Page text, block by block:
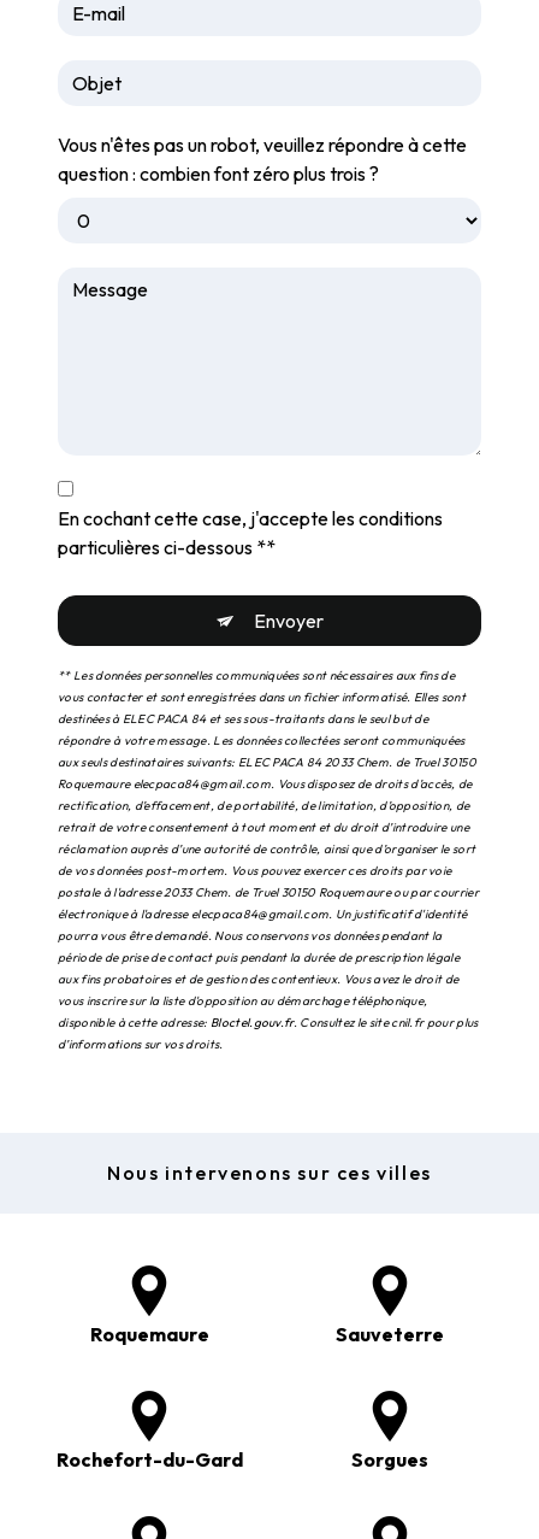
Vous n'êtes pas un robot, veuillez répondre à cette
question : combien font zéro plus trois ?
En cochant cette case, j'accepte les conditions
particulières ci-dessous **
Envoyer
** Les données personnelles communiquées sont nécessaires aux fins de
vous contacter et sont enregistrées dans un fichier informatisé. Elles sont
destinées à ELEC PACA 84 et ses sous-traitants dans le seul but de
répondre à votre message. Les données collectées seront communiquées
aux seuls destinataires suivants: ELEC PACA 84 2033 Chem. de Truel 30150
Roquemaure elecpaca84@gmail.com. Vous disposez de droits d’accès, de
rectification, d’effacement, de portabilité, de limitation, d’opposition, de
retrait de votre consentement à tout moment et du droit d’introduire une
réclamation auprès d’une autorité de contrôle, ainsi que d’organiser le sort
de vos données post-mortem. Vous pouvez exercer ces droits par voie
postale à l'adresse 2033 Chem. de Truel 30150 Roquemaure ou par courrier
électronique à l'adresse elecpaca84@gmail.com. Un justificatif d'identité
pourra vous être demandé. Nous conservons vos données pendant la
période de prise de contact puis pendant la durée de prescription légale
aux fins probatoires et de gestion des contentieux. Vous avez le droit de
vous inscrire sur la liste d'opposition au démarchage téléphonique,
disponible à cette adresse: Bloctel.gouv.fr. Consultez le site cnil.fr pour plus
d’informations sur vos droits.
Nous intervenons sur ces villes
Roquemaure Sauveterre
Rochefort-du-Gard Sorgues